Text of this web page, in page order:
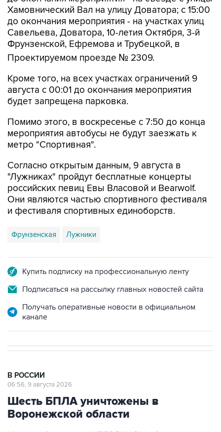
Хамовнический Вал на улицу Доватора; с 15:00
до окончания мероприятия - на участках улиц
Савельева, Доватора, 10-летия Октября, 3-й
Фрунзенской, Ефремова и Трубецкой, в
Проектируемом проезде № 2309.
Кроме того, на всех участках ограничений 9
августа с 00:01 до окончания мероприятия
будет запрещена парковка.
Помимо этого, в воскресенье с 7:50 до конца
мероприятия автобусы не будут заезжать к
метро "Спортивная".
Согласно открытым данным, 9 августа в
"Лужниках" пройдут бесплатные концерты
российских певиц Евы Власовой и Bearwolf.
Они являются частью спортивного фестиваля
и фестиваля спортивных единоборств.
Фрунзенская Лужники
Купить подписку на профессиональную ленту
Подписаться на рассылку главных новостей сайта
Получать оперативные новости в официальном
канале
В РОССИИ
06:56, 9 августа 2026
Шесть БПЛА уничтожены в
Воронежской области